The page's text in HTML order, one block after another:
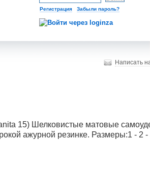
Регистрация| Забыли пароль?
Написать
15) Шелковистые матовые
ажурной резинке. Размеры:1 - 2 -